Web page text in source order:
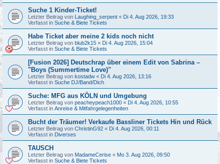
Suche 1 Kinder-Ticket!
Letzter Beitrag von Laughing_serpent « Di 4. Aug 2026, 19:33
Verfasst in Suche & Biete Tickets
Habe Ticket aber meine 2 kids noch nicht
Letzter Beitrag von blub2k15 « Di 4. Aug 2026, 15:04
Verfasst in Suche & Biete Tickets
[Fusion 2026] Deutschrap über einem Edit von Sabrina –
"Boys (Summertime Love)"
Letzter Beitrag von kostadw « Di 4. Aug 2026, 13:16
Verfasst in Suche DJ/Band/Dich
Suche: MFG aus KÖLN und Umgebung
Letzter Beitrag von peacheypeach1000 « Di 4. Aug 2026, 10:55
Verfasst in Anreise & Mitfahrgelegenheiten
Bucht der Träumer! Verkaufe Bassliner Tickets Hin und Rück
Letzter Beitrag von ChristinG92 « Di 4. Aug 2026, 00:11
Verfasst in Diverses
TAUSCH
Letzter Beitrag von MadameCerise « Mo 3. Aug 2026, 09:50
Verfasst in Suche & Biete Tickets